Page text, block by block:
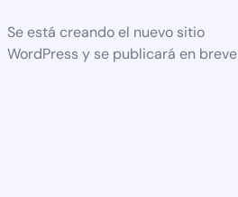
Se está creando el nuevo sitio
WordPress y se publicará en breve